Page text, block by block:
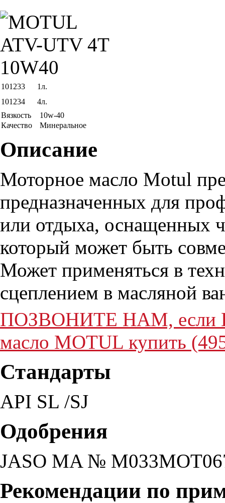
101233
1л.
101234
4л.
Вязкость
10w-40
Качество
Минеральное
Описание
Моторное масло Motul
предназначенных для
или отдыха, оснащенных
который может быть
Может применяться в
сцеплением в масляной
ПОЗВОНИТЕ НАМ, если
масло MOTUL купить
Стандарты
API SL /SJ
Одобрения
JASO MA №
Рекомендации по